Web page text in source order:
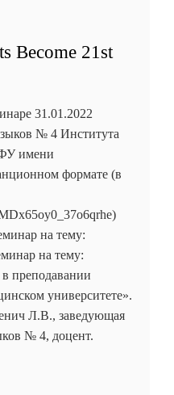
Become 21st
31.01.2022
№ 4 Института
имени
формате (в
на тему:
на тему:
преподавании
университете».
Л.В., заведующая
№ 4, доцент.